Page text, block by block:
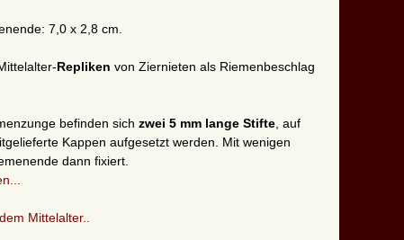
7,0 x 2,8 cm.
Repliken von Ziernieten als Riemenbeschlag
befinden sich zwei 5 mm lange Stifte , auf
Kappen aufgesetzt werden. Mit wenigen
dann fixiert.
Mittelalter..